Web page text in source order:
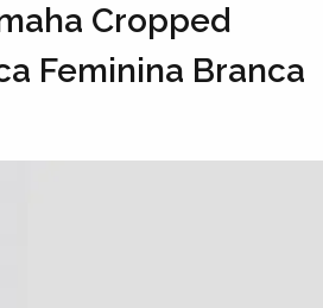
Cropped
Feminina Branca